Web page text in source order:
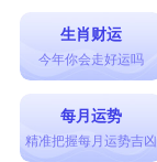
生肖财运
今年你会走好运吗
每月运势
精准把握每月运势吉凶